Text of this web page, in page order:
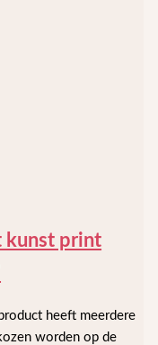
kunst print
heeft meerdere
worden op de